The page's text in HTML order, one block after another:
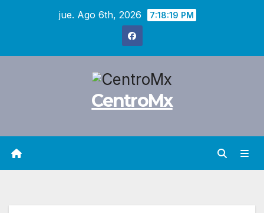
jue. Ago 6th, 2026 7:18:20 PM
CentroMx